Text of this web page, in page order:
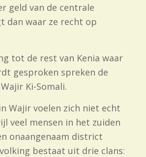
geld van de centrale
dan waar ze recht op
tot de rest van Kenia waar
gesproken spreken de
Ki-Somali.
Wajir voelen zich niet echt
veel mensen in het zuiden
onaangenaam district
bestaat uit drie clans: